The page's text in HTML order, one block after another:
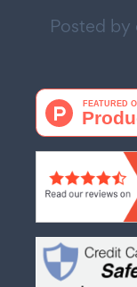
Posted by